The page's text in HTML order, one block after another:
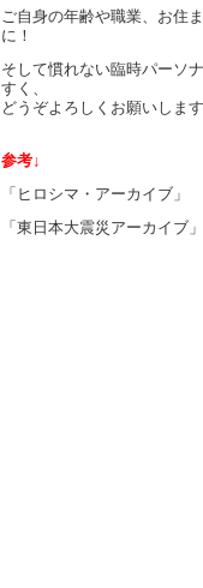
ご自身の年齢や職業、お住
に！
そして慣れない臨時パーソ
すく、
どうぞよろしくお願いしま
参考↓
「ヒロシマ・アーカイブ」
「東日本大震災アーカ